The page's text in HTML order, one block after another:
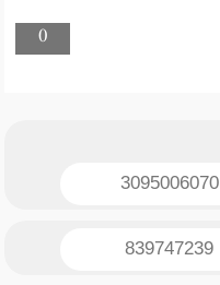
0
3095006070
839747239